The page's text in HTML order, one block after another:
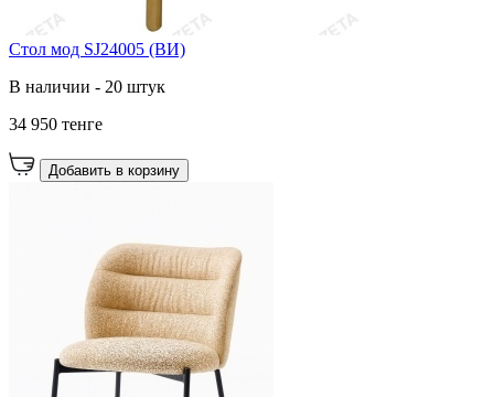
Стол мод SJ24005 (ВИ)
В наличии - 20 штук
34 950 тенге
Добавить в корзину